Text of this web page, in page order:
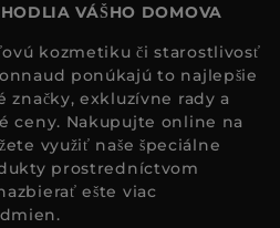
VÁŠHO DOMOVA
kozmetiku či starostlivosť
ponúkajú to najlepšie
značky, exkluzívne rady a
ceny. Nakupujte online na
využiť naše špeciálne
prostredníctvom
ešte viac